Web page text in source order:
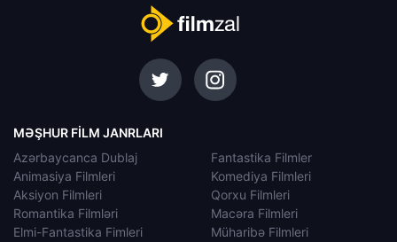
MƏŞHUR FILM JANRLARI
Azərbaycanca Dublaj
Animasiya Filmleri
Aksiyon Filmleri
Romantika Filmləri
Elmi-Fantastika Fimleri
Fantastika Filmler
Komediya Filmleri
Qorxu Filmleri
Macəra Filmleri
Müharibə Filmleri